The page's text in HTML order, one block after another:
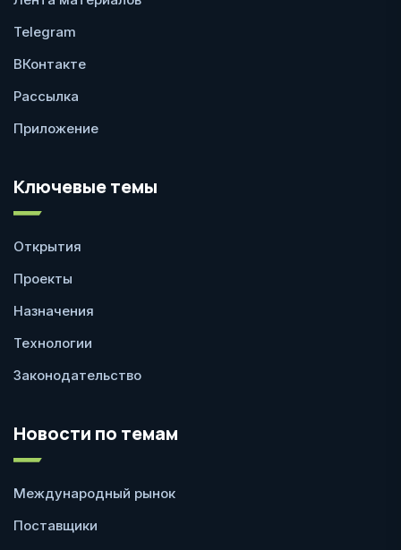
Telegram
ВКонтакте
Рассылка
Приложение
Ключевые темы
Открытия
Проекты
Назначения
Технологии
Законодательство
Новости по темам
Международный рынок
Поставщики